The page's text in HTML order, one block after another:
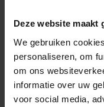
Deze website maakt
We gebruiken
personaliseren, om
om ons
informatie over uw
voor social media,